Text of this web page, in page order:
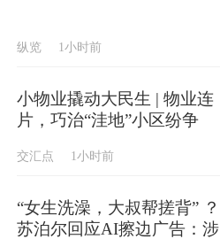
纵览 1小时前
小物业撬动大民生 | 物业连
片，巧治“洼地”小区纷争
交汇点 1小时前
“女生洗澡，大叔帮搓背” ？
苏泊尔回应AI擦边广告：涉